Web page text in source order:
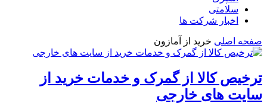
سلامتی
اخبار شرکت ها
صفحه اصلی خرید از آمازون
ترخیص کالا از گمرک و خدمات خرید از
سایت های خارجی